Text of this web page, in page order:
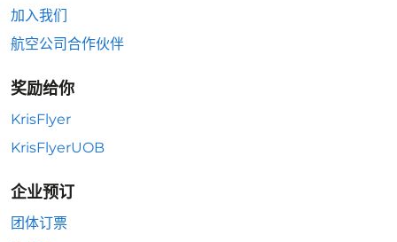
加入我们
航空公司合作伙伴
奖励给你
KrisFlyer
KrisFlyerUOB
企业预订
团体订票